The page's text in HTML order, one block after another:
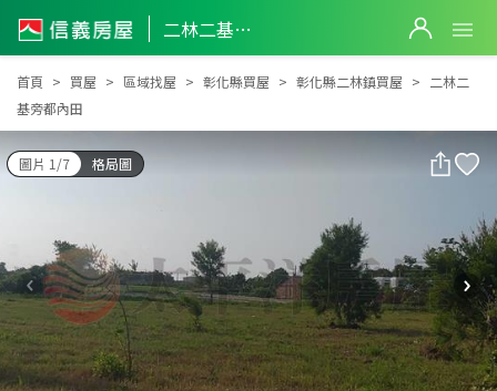
二林二基旁都內田
二林二基旁都內田
首頁 買屋 區域找屋 彰化縣買屋 彰化縣二林鎮買屋
二林二
基旁都內田
圖片 1/7 格局圖